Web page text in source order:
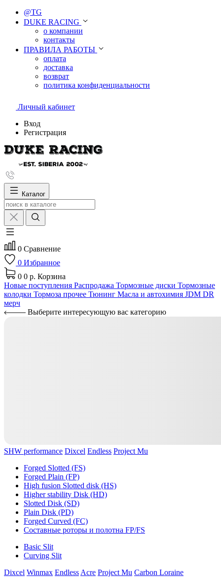
@TG
DUKE RACING
о компании
контакты
ПРАВИЛА РАБОТЫ
оплата
доставка
возврат
политика конфиденциальности
Личный кабинет
Вход
Регистрация
Каталог
0 Сравнение
0 Избранное
0 0 р. Корзина
Новые поступления Распродажа Тормозные диски Тормозные
колодки Тормоза прочее Тюнинг Масла и автохимия JDM DR
мерч
Выберите интересующую вас категорию
SHW performance Dixcel Endless Project Mu
Forged Slotted (FS)
Forged Plain (FP)
High fusion Slotted disk (HS)
Higher stability Disk (HD)
Slotted Disk (SD)
Plain Disk (PD)
Forged Curved (FC)
Составные роторы и полотна FP/FS
Basic Slit
Curving Slit
Dixcel Winmax Endless Acre Project Mu Carbon Loraine